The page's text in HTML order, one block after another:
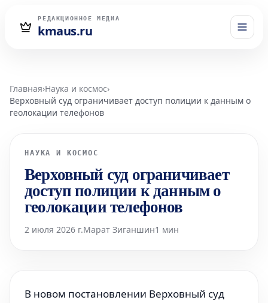
РЕДАКЦИОННОЕ МЕДИА
kmaus.ru
Главная›Наука и космос›
Верховный суд ограничивает доступ полиции к данным о
геолокации телефонов
НАУКА И КОСМОС
Верховный суд ограничивает
доступ полиции к данным о
геолокации телефонов
2 июля 2026 г.Марат Зиганшин1 мин
В новом постановлении Верховный суд